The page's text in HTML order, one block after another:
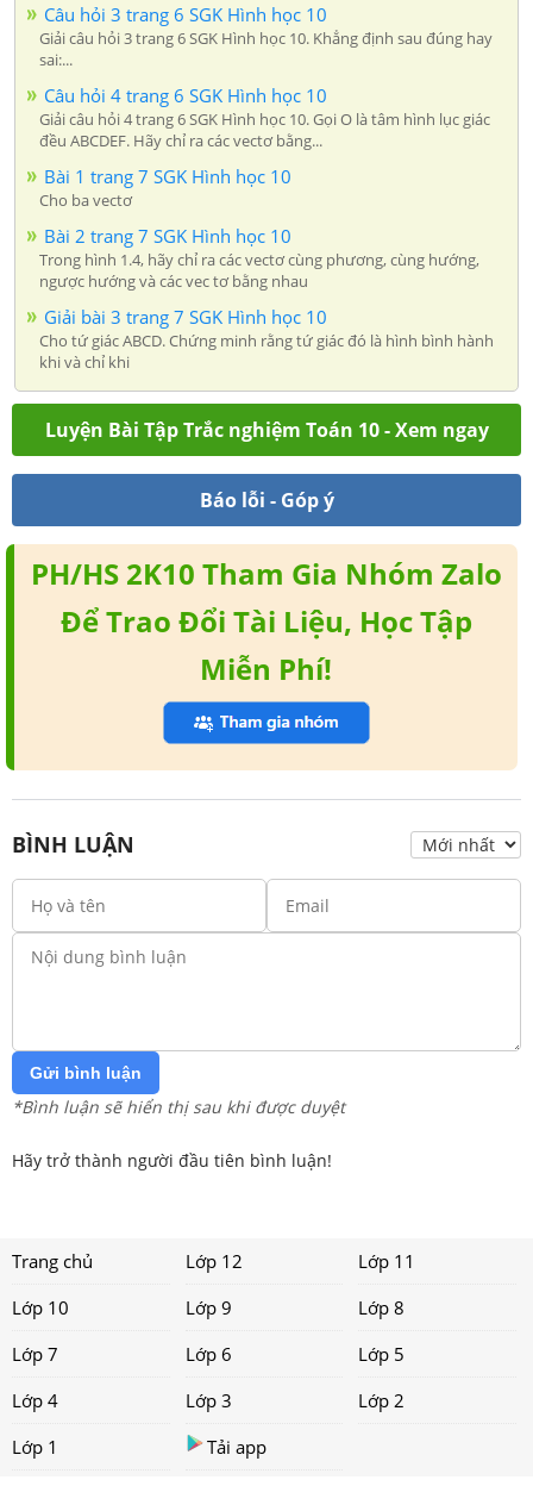
Câu hỏi 3 trang 6 SGK Hình học 10
Giải câu hỏi 3 trang 6 SGK Hình học 10. Khẳng định sau đúng hay
sai:...
Câu hỏi 4 trang 6 SGK Hình học 10
Giải câu hỏi 4 trang 6 SGK Hình học 10. Gọi O là tâm hình lục giác
đều ABCDEF. Hãy chỉ ra các vectơ bằng...
Bài 1 trang 7 SGK Hình học 10
Cho ba vectơ
Bài 2 trang 7 SGK Hình học 10
Trong hình 1.4, hãy chỉ ra các vectơ cùng phương, cùng hướng,
ngược hướng và các vec tơ bằng nhau
Giải bài 3 trang 7 SGK Hình học 10
Cho tứ giác ABCD. Chứng minh rằng tứ giác đó là hình bình hành
khi và chỉ khi
Luyện Bài Tập Trắc nghiệm Toán 10 - Xem ngay
Báo lỗi - Góp ý
PH/HS 2K10 Tham Gia Nhóm Zalo
Để Trao Đổi Tài Liệu, Học Tập
Miễn Phí!
BÌNH LUẬN
Gửi bình luận
*Bình luận sẽ hiển thị sau khi được duyệt
Hãy trở thành người đầu tiên bình luận!
Trang chủ Lớp 12
Lớp 11
Lớp 10
Lớp 9
Lớp 8
Lớp 7
Lớp 6
Lớp 5
Lớp 4
Lớp 3
Lớp 2
Lớp 1
Tải app